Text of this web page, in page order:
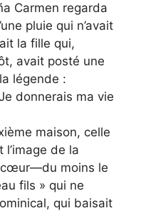
Carmen regarda
pluie qui n’avait
la fille qui,
avait posté une
légende :
donnerais ma vie
maison, celle
de la
cœur—du moins le
fils » qui ne
qui baisait